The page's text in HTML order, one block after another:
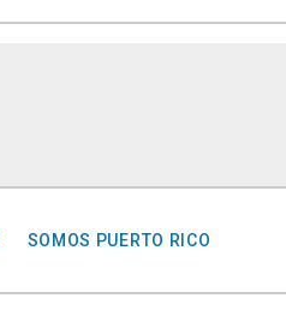
SOMOS PUERTO RICO